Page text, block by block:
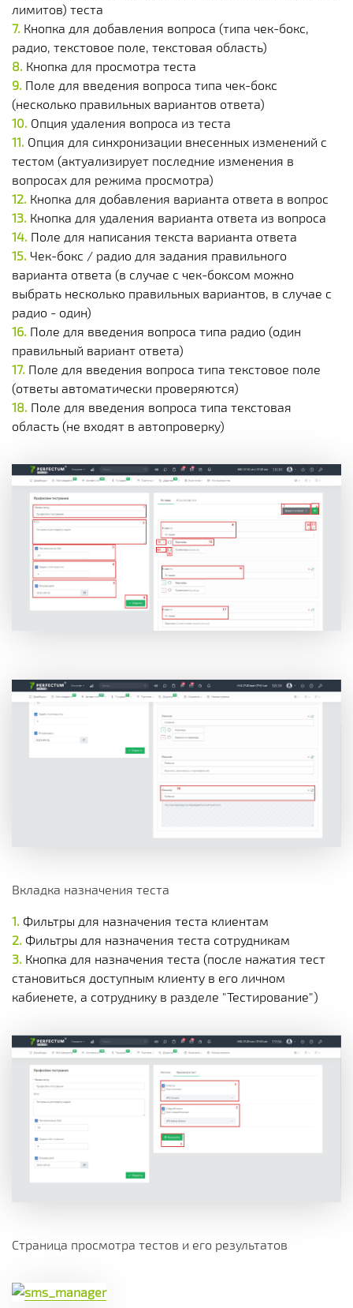
лимитов) теста
Кнопка для добавления вопроса (типа чек-бокс,
радио, текстовое поле, текстовая область)
Кнопка для просмотра теста
Поле для введения вопроса типа чек-бокс
(несколько правильных вариантов ответа)
Опция удаления вопроса из теста
Опция для синхронизации внесенных изменений с
тестом (актуализирует последние изменения в
вопросах для режима просмотра)
Кнопка для добавления варианта ответа в вопрос
Кнопка для удаления варианта ответа из вопроса
Поле для написания текста варианта ответа
Чек-бокс / радио для задания правильного
варианта ответа (в случае с чек-боксом можно
выбрать несколько правильных вариантов, в случае с
радио - один)
Поле для введения вопроса типа радио (один
правильный вариант ответа)
Поле для введения вопроса типа текстовое поле
(ответы автоматически проверяются)
Поле для введения вопроса типа текстовая
область (не входят в автопроверку)
Вкладка назначения теста
Фильтры для назначения теста клиентам
Фильтры для назначения теста сотрудникам
Кнопка для назначения теста (после нажатия тест
становиться доступным клиенту в его личном
кабиенете, а сотруднику в разделе "Тестирование")
Страница просмотра тестов и его результатов